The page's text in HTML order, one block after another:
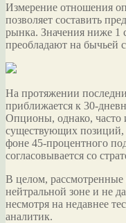
Измерение отношения
позволяет составить
рынка. Значения ниже 1
преобладают на бычьей
На протяжении
приближается к 30-
Опционы, однако, часто
существующих позиций,
фоне 45-процентного
согласовывается со
В целом,
нейтральной зоне и не
несмотря на недавнее
аналитик.